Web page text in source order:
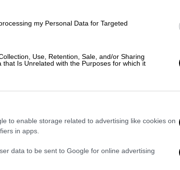
my Personal Data for Targeted
Use, Retention, Sale, and/or Sharing
that Is Unrelated with the Purposes for which it
to enable storage related to advertising like cookies on
in apps.
data to be sent to Google for online advertising